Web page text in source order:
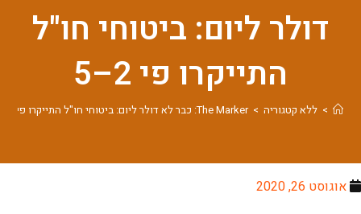
דולר ליום: ביטוחי חו"ל
התייקרו פי 2–5
> ללא קטגוריה > The Marker: כבר לא דולר ליום: ביטוחי חו"ל התייקרו פי 2–5
אוגוסט 26, 2020